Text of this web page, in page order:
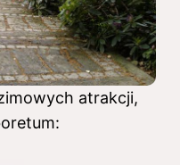
atrakcji,